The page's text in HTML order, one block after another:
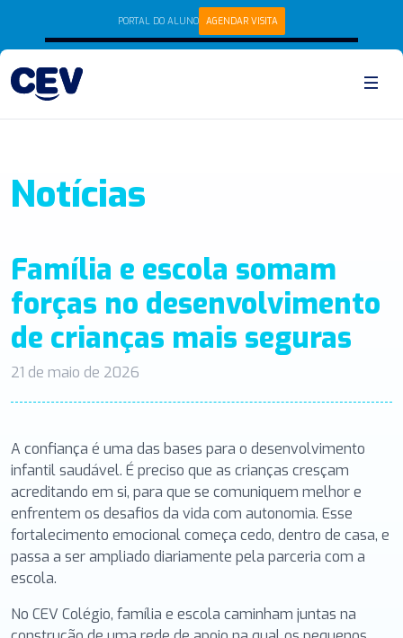
PORTAL DO ALUNO AGENDAR VISITA
Notícias
Família e escola somam
forças no desenvolvimento
de crianças mais seguras
21 de maio de 2026
A confiança é uma das bases para o desenvolvimento
infantil saudável. É preciso que as crianças cresçam
acreditando em si, para que se comuniquem melhor e
enfrentem os desafios da vida com autonomia. Esse
fortalecimento emocional começa cedo, dentro de casa, e
passa a ser ampliado diariamente pela parceria com a
escola.
No CEV Colégio, família e escola caminham juntas na